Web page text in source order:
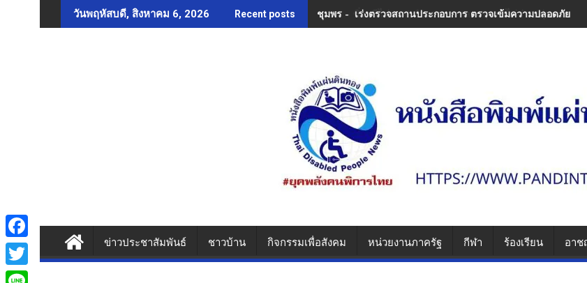
to
วันพฤหัสบดี, สิงหาคม 6, 2026 Recent posts ชุมพร - เร่งตรวจสถานประกอบการ ตรวจเข้มความปลอดภัย ป้อ
ข่าวประชาสัมพันธ์ ชาวบ้าน กิจกรรมเพื่อสังคม หน่วยงานภาครัฐ กีฬา ร้องเรียน อาช
F
a
T